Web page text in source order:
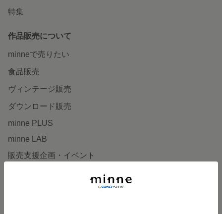
特集
作品販売について
minneで売りたい
食品販売
ヴィンテージ販売
ダウンロード販売
minne PLUS
minne LAB
販売支援企画・イベント